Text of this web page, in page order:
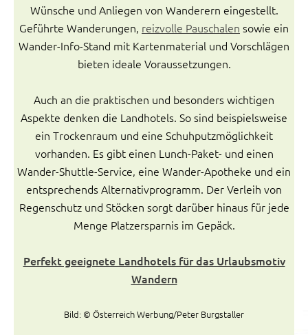
Wünsche und Anliegen von Wanderern eingestellt.
Geführte Wanderungen, reizvolle Pauschalen sowie ein
Wander-Info-Stand mit Kartenmaterial und Vorschlägen
bieten ideale Voraussetzungen.
Auch an die praktischen und besonders wichtigen
Aspekte denken die Landhotels. So sind beispielsweise
ein Trockenraum und eine Schuhputzmöglichkeit
vorhanden. Es gibt einen Lunch-Paket- und einen
Wander-Shuttle-Service, eine Wander-Apotheke und ein
entsprechends Alternativprogramm. Der Verleih von
Regenschutz und Stöcken sorgt darüber hinaus für jede
Menge Platzersparnis im Gepäck.
Perfekt geeignete Landhotels für das Urlaubsmotiv
Wandern
Bild: © Österreich Werbung/Peter Burgstaller